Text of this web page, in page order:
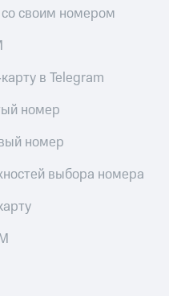
своим номером
в Telegram
номер
номер
выбора номера